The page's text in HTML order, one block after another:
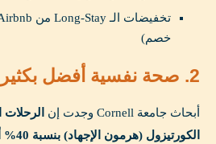
خصم)
2. صحة نفسية أفضل بكثير
أبحاث جامعة Cornell وجدت إن
الرحلات
الكورتيزول (هرمون الإجهاد) بنسبة 40% أكتر من الرحلات السريعة